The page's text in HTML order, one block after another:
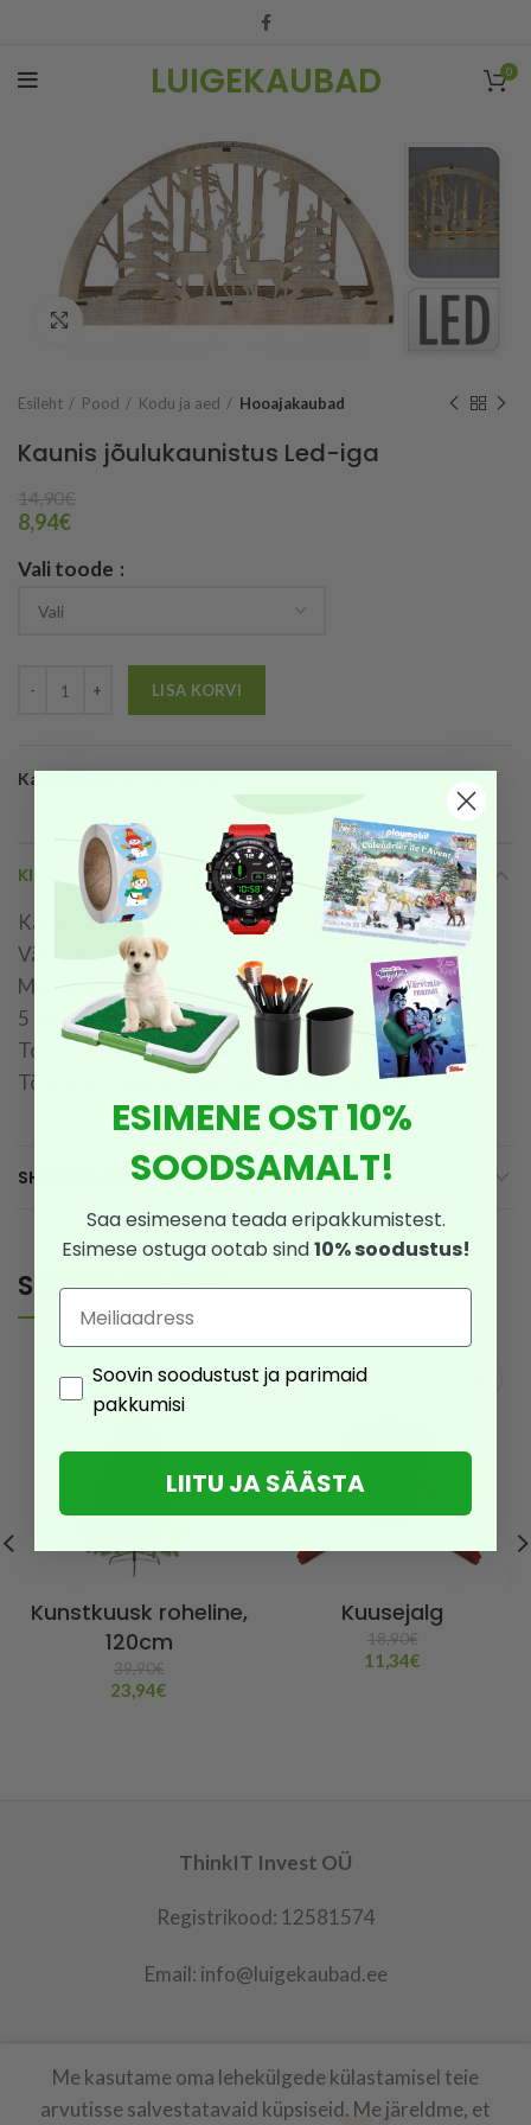
LUIGEKAUBAD 0
Esileht Pood Kodu ja aed Hooajakaubad
Kaunis jõulukaunistus Led-iga
14,90€
8,94€
Vali toode
LISA KORVI
Kategooria:
KIRJELDUS
Kaunis jõulukaunistus Led-iga
Värv pruunikas
Materjal vineer
5 LED -pirni
Toon soe valge
Töötab 2 x AA patareidega (ei kuulu komplekti!)
SHIPPING & DELIVERY
SEOTUD TOOTED
Kunstkuusk roheline,
120cm
39,90€
23,94€
Kuusejalg
18,90€
11,34€
ThinkIT Invest OÜ
Registrikood: 12581574
Email: info@luigekaubad.ee
LUIGEKAUBAD 2021
Me kasutame oma lehekülgede külastamisel teie
arvutisse salvestatavaid küpsiseid. Me järeldme, et
ESIMENE OST 10%
SOODSAMALT!
Saa esimesena teada eripakkumistest.
Esimese ostuga ootab sind10% soodustus!
Email
Consent
Soovin soodustust ja parimaid
pakkumisi
LIITU JA SÄÄSTA